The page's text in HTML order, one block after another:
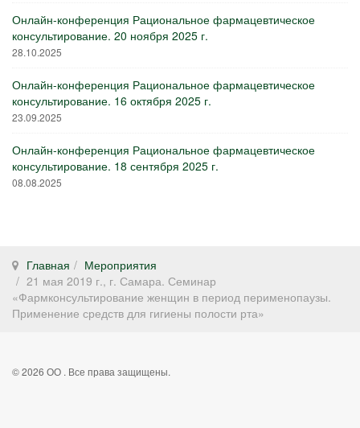
Онлайн-конференция Рациональное фармацевтическое
консультирование. 20 ноября 2025 г.
28.10.2025
Онлайн-конференция Рациональное фармацевтическое
консультирование. 16 октября 2025 г.
23.09.2025
Онлайн-конференция Рациональное фармацевтическое
консультирование. 18 сентября 2025 г.
08.08.2025
Главная
Мероприятия
21 мая 2019 г., г. Самара. Семинар
«Фармконсультирование женщин в период перименопаузы.
Применение средств для гигиены полости рта»
© 2026 ОО . Все права защищены.